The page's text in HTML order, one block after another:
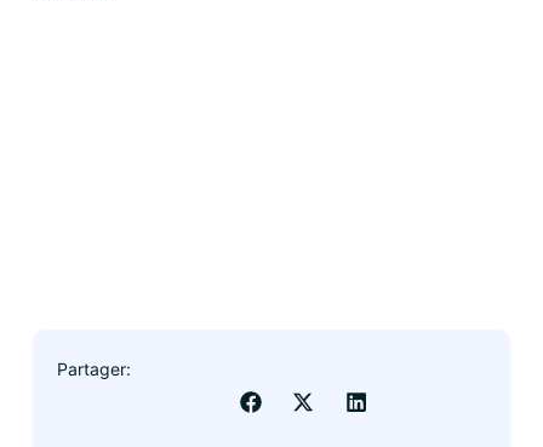
Partager: